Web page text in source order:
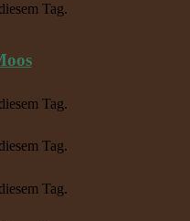
Tag.
Tag.
Tag.
Tag.